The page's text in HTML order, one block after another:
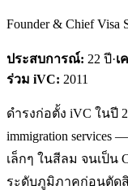
Founder & Chief Visa
ประสบการณ์: 22 ปี·เ
ร่วม iVC: 2011
ดำรงก่อตั้ง iVC ในปี
immigration
เล็กๆ ในสีลม จนเป็น
ระดับภูมิภาคก่อนตัดสิ